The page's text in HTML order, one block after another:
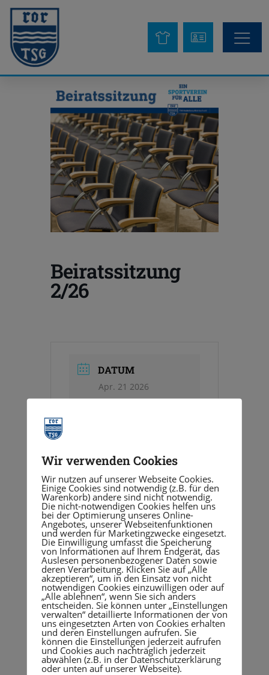
Beiratssitzung
2/26
DATUM
Apr. 21 2026
18:30 - 20:30
VERANSTALTUNGSORT
Seminarraum,
Sportzentrum
Erlenweg
Erlenweg 24, 69124
Heidelberg
KATEGORIE
Beiratssitzung
Wir verwenden Cookies
Wir nutzen auf unserer Webseite Cookies.
Einige Cookies sind notwendig (z.B. für den
Warenkorb) andere sind nicht notwendig.
Die nicht-notwendigen Cookies helfen uns
bei der Optimierung unseres Online-
Angebotes, unserer Webseitenfunktionen
und werden für Marketingzwecke eingesetzt.
Die Einwilligung umfasst die Speicherung
von Informationen auf Ihrem Endgerät, das
Auslesen personenbezogener Daten sowie
deren Verarbeitung. Klicken Sie auf „Alle
akzeptieren“, um in den Einsatz von nicht
notwendigen Cookies einzuwilligen oder auf
„Alle ablehnen“, wenn Sie sich anders
entscheiden. Sie können unter „Einstellungen
verwalten“ detaillierte Informationen der von
uns eingesetzten Arten von Cookies erhalten
und deren Einstellungen aufrufen. Sie
können die Einstellungen jederzeit aufrufen
und Cookies auch nachträglich jederzeit
abwählen (z.B. in der Datenschutzerklärung
oder unten auf unserer Webseite).